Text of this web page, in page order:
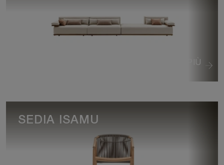
VEDI DI PIÙ
SEDIA ISAMU